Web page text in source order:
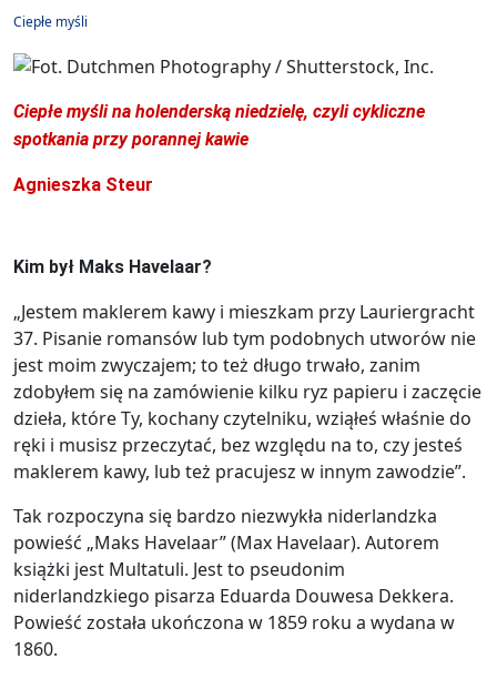
Ciepłe myśli
Ciepłe myśli na holenderską niedzielę, czyli cykliczne
spotkania przy porannej kawie
Agnieszka Steur
Kim był Maks Havelaar?
„Jestem maklerem kawy i mieszkam przy Lauriergracht
37. Pisanie romansów lub tym podobnych utworów nie
jest moim zwyczajem; to też długo trwało, zanim
zdobyłem się na zamówienie kilku ryz papieru i zaczęcie
dzieła, które Ty, kochany czytelniku, wziąłeś właśnie do
ręki i musisz przeczytać, bez względu na to, czy jesteś
maklerem kawy, lub też pracujesz w innym zawodzie”.
Tak rozpoczyna się bardzo niezwykła niderlandzka
powieść „Maks Havelaar” (Max Havelaar). Autorem
książki jest Multatuli. Jest to pseudonim
niderlandzkiego pisarza Eduarda Douwesa Dekkera.
Powieść została ukończona w 1859 roku a wydana w
1860.